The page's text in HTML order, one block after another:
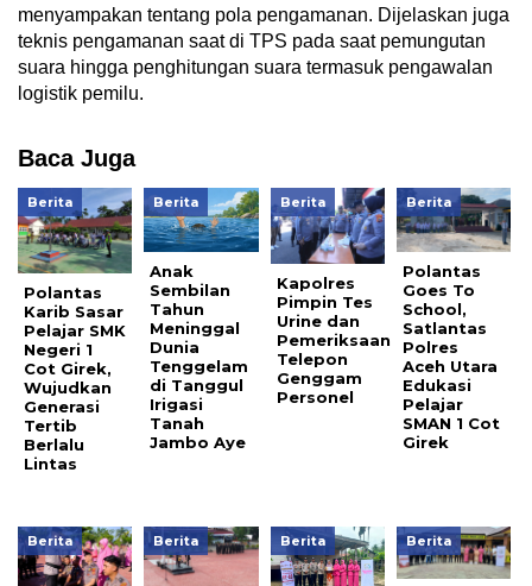
menyampakan tentang pola pengamanan. Dijelaskan juga
teknis pengamanan saat di TPS pada saat pemungutan
suara hingga penghitungan suara termasuk pengawalan
logistik pemilu.
Baca Juga
Berita
Polantas
Karib Sasar
Pelajar SMK
Negeri 1
Cot Girek,
Wujudkan
Generasi
Tertib
Berlalu
Lintas
Berita
Anak
Sembilan
Tahun
Meninggal
Dunia
Tenggelam
di Tanggul
Irigasi
Tanah
Jambo Aye
Berita
Kapolres
Pimpin Tes
Urine dan
Pemeriksaan
Telepon
Genggam
Personel
Berita
Polantas
Goes To
School,
Satlantas
Polres
Aceh Utara
Edukasi
Pelajar
SMAN 1 Cot
Girek
Berita Berita Berita Berita